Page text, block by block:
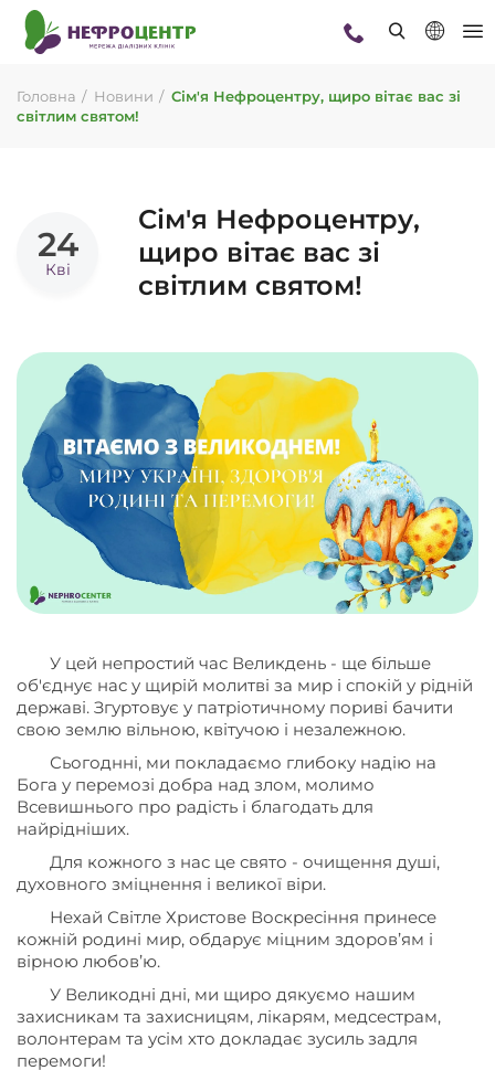
Головна Новини
Сім'я Нефроцентру, щиро вітає вас зі
світлим святом!
24
Кві
Сім'я Нефроцентру,
щиро вітає вас зі
світлим святом!
У цей непростий час Великдень - ще більше
об'єднує нас у щирій молитві за мир і спокій у рідній
державі. Згуртовує у патріотичному пориві бачити
свою землю вільною, квітучою і незалежною.
Сьогоднні, ми покладаємо глибоку надію на
Бога у перемозі добра над злом, молимо
Всевишнього про радість і благодать для
найрідніших.
Для кожного з нас це свято - очищення душі,
духовного зміцнення і великої віри.
Нехай Світле Христове Воскресіння принесе
кожній родині мир, обдарує міцним здоров’ям і
вірною любов’ю.
У Великодні дні, ми щиро дякуємо нашим
захисникам та захисницям, лікарям, медсестрам,
волонтерам та усім хто докладає зусиль задля
перемоги!